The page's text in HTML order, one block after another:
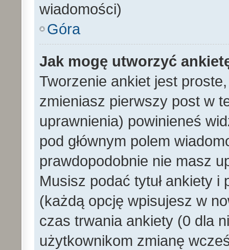
wiadomości)
Góra
Jak mogę utworzyć
Tworzenie ankiet jest
zmieniasz pierwszy post w
uprawnienia) powinieneś
pod głównym polem
prawdopodobnie nie masz
Musisz podać tytuł ankiety
(każdą opcję wpisujesz w
czas trwania ankiety (0 dla
użytkownikom zmianę